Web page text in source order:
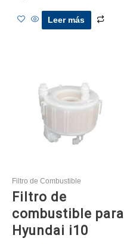
Leer más
Filtro de Combustible
Filtro de
combustible para
Hyundai i10